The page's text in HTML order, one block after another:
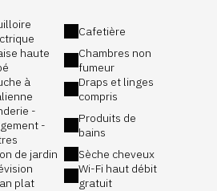
Cafetière
haute
Chambres non
fumeur
à
Draps et linges
compris
-
-
Produits de
bains
de jardin
Sèche cheveux
plat
Wi-Fi haut débit
gratuit